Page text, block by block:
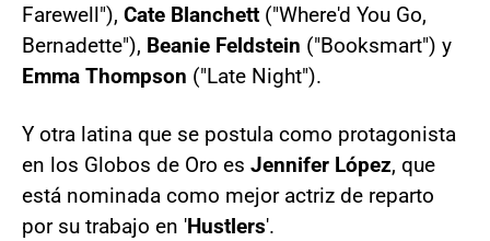
Farewell"), Cate Blanchett ("Where'd You Go,
Bernadette"), Beanie Feldstein ("Booksmart") y
Emma Thompson ("Late Night").
Y otra latina que se postula como protagonista
en los Globos de Oro es Jennifer López, que
está nominada como mejor actriz de reparto
por su trabajo en 'Hustlers'.